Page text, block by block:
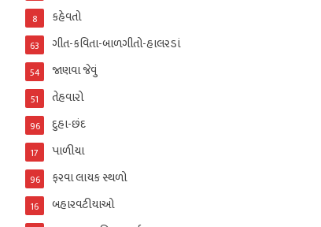
કહેવતો
8
ગીત-કવિતા-બાળગીતો-હાલરડાં
63
જાણવા જેવું
54
તેહવારો
51
દુહા-છંદ
96
પાળીયા
17
ફરવા લાયક સ્થળો
96
બહારવટીયાઓ
16